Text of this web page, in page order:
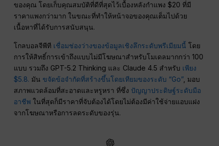
ของคุณ โดยเก็บคุณสมบัติที่ดีที่สุดไว้เบื้องหลังกำแพง $20 ที่มี
ราคาแพงกว่ามาก ในขณะที่ทำให้หน้าจอของคุณเต็มไปด้วย
เนื้อหาที่ได้รับการสนับสนุน.
โกลบอลจีพีที เชื่อมช่องว่างของข้อมูลเชิงลึกระดับพรีเมียมนี้ โดย
การให้สิทธิ์การเข้าถึงแบบไม่มีโฆษณาสำหรับโมเดลมากกว่า 100
แบบ รวมถึง GPT-5.2 Thinking และ Claude 4.5 สำหรับ เพียง
$5.8. มัน ขจัดข้อจำกัดที่สร้างขึ้นโดยเทียมของระดับ “Go”, มอบ
สภาพแวดล้อมที่สะอาดและหรูหรา ที่ซึ่ง ปัญญาประดิษฐ์ระดับมือ
อาชีพในที่สุดก็มีราคาที่จับต้องได้โดยไม่ต้องมีค่าใช้จ่ายแอบแฝง
จากโฆษณาหรือการลดระดับของรุ่น.